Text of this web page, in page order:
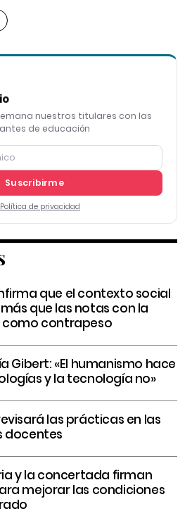
nuestros titulares con las
de educación
Suscribirme
Política de privacidad
que el contexto social
que las notas con la
contrapeso
Gibert: «El humanismo hace
y la tecnología no»
las prácticas en las
docentes
y la concertada firman
mejorar las condiciones